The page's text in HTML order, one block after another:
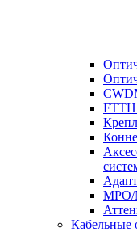
FTTH
Кабельные